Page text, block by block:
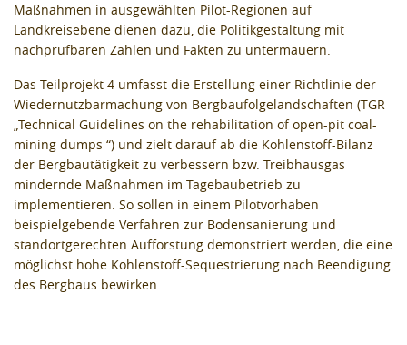
Maßnahmen in ausgewählten Pilot-Regionen auf
Landkreisebene dienen dazu, die Politikgestaltung mit
nachprüfbaren Zahlen und Fakten zu untermauern.
Das Teilprojekt 4 umfasst die Erstellung einer Richtlinie der
Wiedernutzbarmachung von Bergbaufolgelandschaften (TGR
„Technical Guidelines on the rehabilitation of open-pit coal-
mining dumps “) und zielt darauf ab die Kohlenstoff-Bilanz
der Bergbautätigkeit zu verbessern bzw. Treibhausgas
mindernde Maßnahmen im Tagebaubetrieb zu
implementieren. So sollen in einem Pilotvorhaben
beispielgebende Verfahren zur Bodensanierung und
standortgerechten Aufforstung demonstriert werden, die eine
möglichst hohe Kohlenstoff-Sequestrierung nach Beendigung
des Bergbaus bewirken.